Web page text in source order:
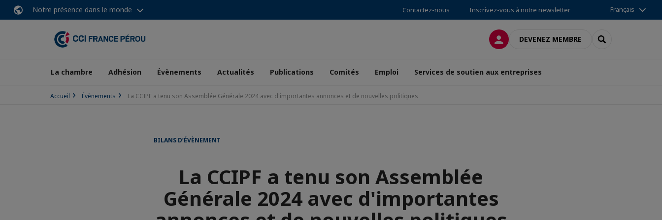
Notre présence dans le monde Contactez-nous Inscrivez-vous à notre newsletter Français
CONNEXIONDEVENEZ MEMBRE RECHERCHER
La chambre Adhésion Évènements Actualités Publications Comités Emploi Services de soutien aux entreprises
Accueil Évènements La CCIPF a tenu son Assemblée Générale 2024 avec d'importantes annonces et de nouvelles politiques
BILANS D’ÉVÈNEMENT
La CCIPF a tenu son Assemblée
Générale 2024 avec d'importantes